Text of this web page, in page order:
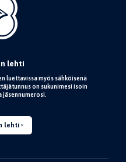
lehti
luettavissa myös sähköisenä
on sukunimesi isoin
jäsennumerosi.
lehti